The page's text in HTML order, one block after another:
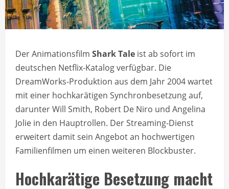
Der Animationsfilm Shark Tale ist ab sofort im
deutschen Netflix-Katalog verfügbar. Die
DreamWorks-Produktion aus dem Jahr 2004 wartet
mit einer hochkarätigen Synchronbesetzung auf,
darunter Will Smith, Robert De Niro und Angelina
Jolie in den Hauptrollen. Der Streaming-Dienst
erweitert damit sein Angebot an hochwertigen
Familienfilmen um einen weiteren Blockbuster.
Hochkarätige Besetzung macht